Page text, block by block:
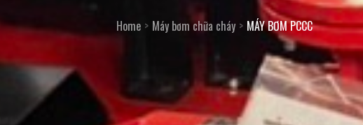
Home Máy bơm chữa cháy MÁY BƠM PCCC